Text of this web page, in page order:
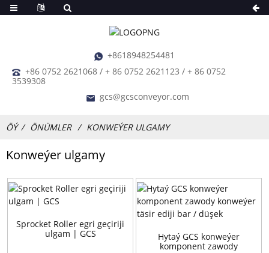
+8618948254481
+86 0752 2621068 / + 86 0752 2621123 / + 86 0752
3539308
gcs@gcsconveyor.com
ÖÝ ÖNÜMLER KONWEÝER ULGAMY
Konweýer ulgamy
Sprocket Roller egri geçiriji
ulgam | GCS
Hytaý GCS konweýer
komponent zawody